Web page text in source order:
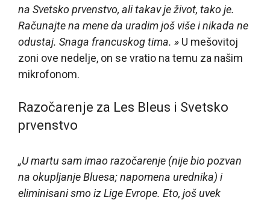
na Svetsko prvenstvo, ali takav je život, tako je.
Računajte na mene da uradim još više i nikada ne
odustaj. Snaga francuskog tima. » U mešovitoj
zoni ove nedelje, on se vratio na temu za našim
mikrofonom.
Razočarenje za Les Bleus i Svetsko
prvenstvo
„U martu sam imao razočarenje (nije bio pozvan
na okupljanje Bluesa; napomena urednika) i
eliminisani smo iz Lige Evrope. Eto, još uvek